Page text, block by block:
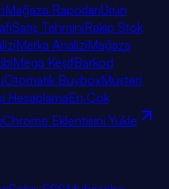
Mağaza RaporlarıÜrün
Satış TahminiRakip Stok
Marka AnaliziMağaza
Mega KeşifBarkod
Otomatik BuyboxMüşteri
HesaplamaEn Çok
Chrome Eklentisini Yükle